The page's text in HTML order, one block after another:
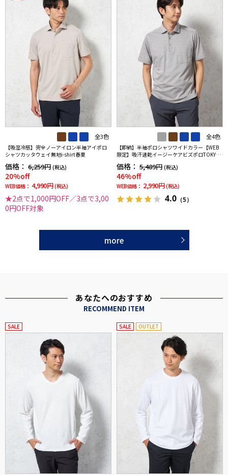
全3色
【吸湿冷感】完全ノーアイロン半袖アイポロ
シャツカッタウェイ無地i-shirt春夏
価格： 6,259円 (税込)
20%off
WEB価格： 4,990円 (税込)
★2点で1,000円OFF／3点で3,00
0円OFF対象
全4色
【即納】半袖ポロシャツワイドカラー【WEB
限定】吸汗速乾イージーケアビズポロTOKYOR
UN春夏
価格： 5,489円 (税込)
46%off
WEB価格： 2,990円 (税込)
4.0 （5）
more
あなたへのおすすめ
RECOMMEND ITEM
SALE SALE OUTLET